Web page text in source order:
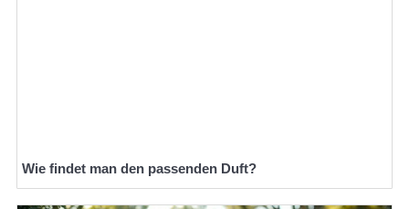
Wie findet man den passenden Duft?